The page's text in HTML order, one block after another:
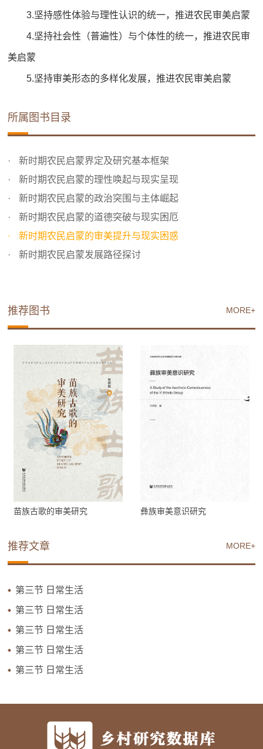
3.坚持感性体验与理性认识的统一，推进农民审美启蒙
4.坚持社会性（普遍性）与个体性的统一，推进农民审
美启蒙
5.坚持审美形态的多样化发展，推进农民审美启蒙
所属图书目录
新时期农民启蒙界定及研究基本框架
新时期农民启蒙的理性唤起与现实呈现
新时期农民启蒙的政治突围与主体崛起
新时期农民启蒙的道德突破与现实困厄
新时期农民启蒙的审美提升与现实困惑
新时期农民启蒙发展路径探讨
MORE+
推荐图书
苗族古歌的审美研究 彝族审美意识研究
MORE+
推荐文章
第三节 日常生活
第三节 日常生活
第三节 日常生活
第三节 日常生活
第三节 日常生活